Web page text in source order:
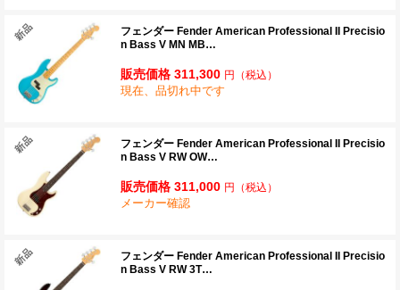
フェンダー Fender American Professional II Precisio
n Bass V MN MB…
販売価格 311,300 円 （税込）
現在、品切れ中です
フェンダー Fender American Professional II Precisio
n Bass V RW OW…
販売価格 311,000 円 （税込）
メーカー確認
フェンダー Fender American Professional II Precisio
n Bass V RW 3T…